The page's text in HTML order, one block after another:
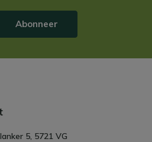
Abonneer
5, 5721 VG